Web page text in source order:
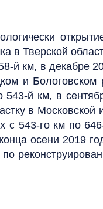
в Тверской
й км, в декабре
и Бологовском
й км, в
в Московской
с 543-го км по
осени 2019